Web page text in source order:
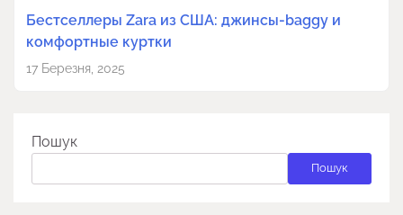
Бестселлеры Zara из США: джинсы-baggy и
комфортные куртки
17 Березня, 2025
Пошук
Пошук